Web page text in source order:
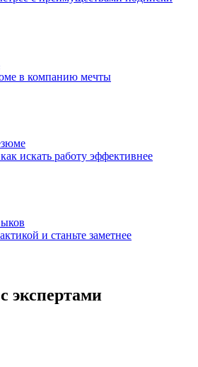
в компанию мечты
искать работу эффективнее
и станьте заметнее
экспертами